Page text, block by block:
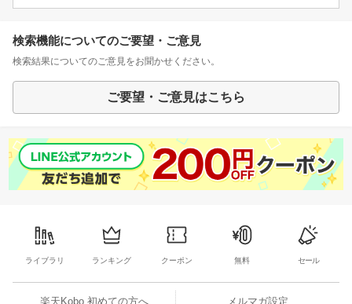
検索機能についてのご要望・ご意見
検索結果についてのご意見をお聞かせください。
ご要望・ご意見はこちら
ライブラリ ランキング クーポン 無料 セール
楽天Kobo 初めての方へ メルマガ設定